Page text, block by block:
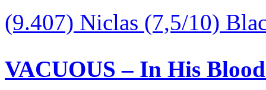
(9.407) Niclas (7,5/10)
VACUOUS – In His